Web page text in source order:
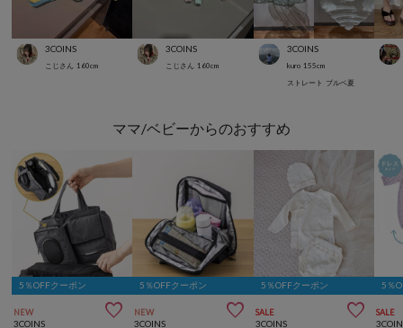
3COINS
こじさん 160cm
3COINS
こじさん 160cm
3COINS
kuro 155cm
ストレート ブルベ夏
ママ/ベビーからのおすすめ
5％OFFクーポン
NEW 
3COINS
5％OFFクーポン
NEW 
3COINS
5％OFFクーポン
SALE 
3COINS
5％
SALE